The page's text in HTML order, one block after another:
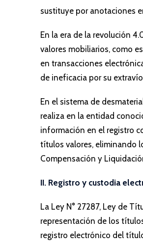
sustituye por anotaciones
En la era de la revolución
valores mobiliarios, como
en transacciones
de ineficacia por su
En el sistema de
realiza en la entidad
información en el registro
títulos valores, eliminando
Compensación y
II. Registro y custodia
La Ley N° 27287, Ley de
representación de los
registro electrónico del